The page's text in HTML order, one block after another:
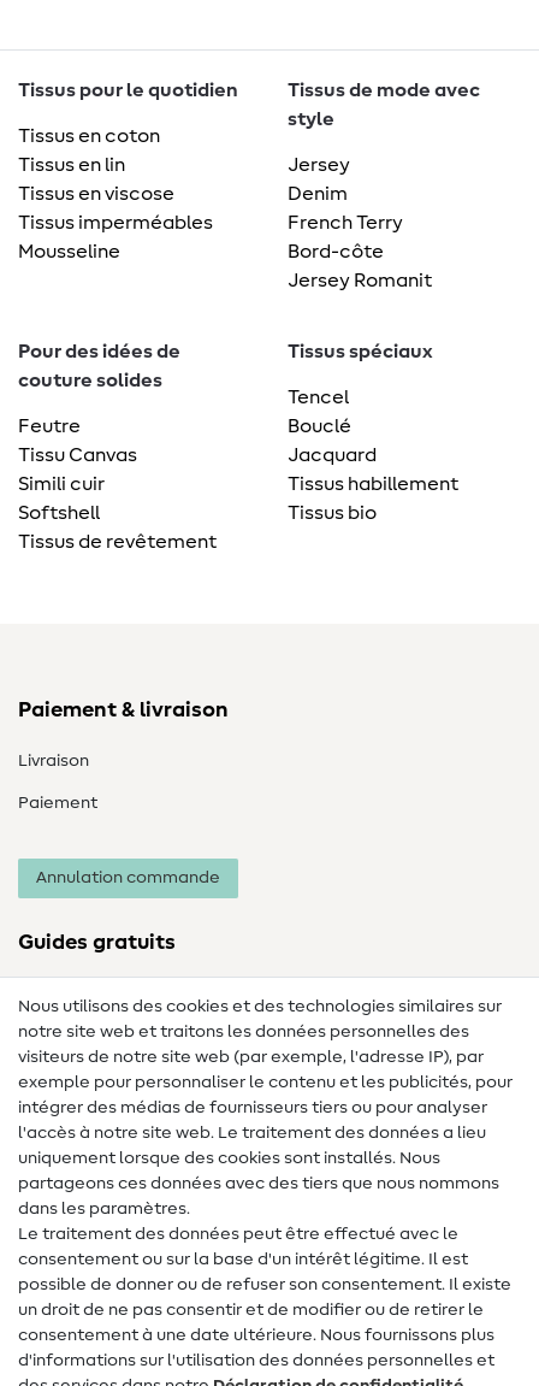
Tissus pour le quotidien
Tissus en coton
Tissus en lin
Tissus en viscose
Tissus imperméables
Mousseline
Tissus de mode avec
style
Jersey
Denim
French Terry
Bord-côte
Jersey Romanit
Pour des idées de
couture solides
Feutre
Tissu Canvas
Simili cuir
Softshell
Tissus de revêtement
Tissus spéciaux
Tencel
Bouclé
Jacquard
Tissus habillement
Tissus bio
Paiement & livraison
Livraison
Paiement
Annulation commande
Guides gratuits
Lexique de couture
Tutos de couture
Aide & contact
Contact
Changement de propriétaire
FAQ
Droit de rétractation
Populaire
Nous utilisons des cookies et des technologies similaires sur
notre site web et traitons les données personnelles des
visiteurs de notre site web (par exemple, l'adresse IP), par
exemple pour personnaliser le contenu et les publicités, pour
intégrer des médias de fournisseurs tiers ou pour analyser
l'accès à notre site web. Le traitement des données a lieu
uniquement lorsque des cookies sont installés. Nous
partageons ces données avec des tiers que nous nommons
dans les paramètres.
Le traitement des données peut être effectué avec le
consentement ou sur la base d'un intérêt légitime. Il est
possible de donner ou de refuser son consentement. Il existe
un droit de ne pas consentir et de modifier ou de retirer le
consentement à une date ultérieure. Nous fournissons plus
d'informations sur l'utilisation des données personnelles et